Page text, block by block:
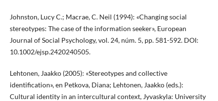
Johnston, Lucy C.; Macrae, C. Neil (1994): «Changing social
stereotypes: The case of the information seeker», European
Journal of Social Psychology, vol. 24, núm. 5, pp. 581-592. DOI:
10.1002/ejsp.2420240505.
Lehtonen, Jaakko (2005): «Stereotypes and collective
identification», en Petkova, Diana; Lehtonen, Jaakko (eds.):
Cultural identity in an intercultural context, Jyvaskyla: University